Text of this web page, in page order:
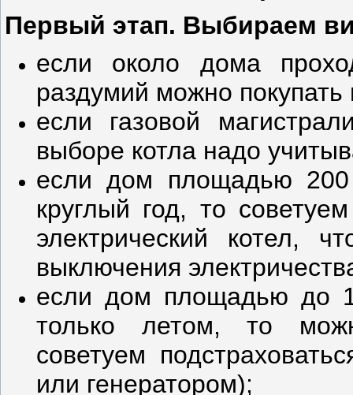
Первый этап. Выбираем
если около дома
раздумий можно покупать
если газовой
выборе котла надо
если дом площадью
круглый год, то
электрический котел,
выключения
если дом площадью до
только летом, то
советуем
или генератором);